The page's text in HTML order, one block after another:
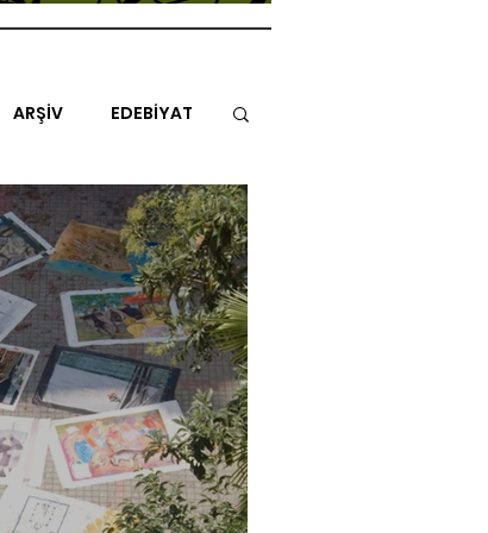
ARŞİV EDEBİYAT
MİMARİ MÜZİK
TUHAF AÇI